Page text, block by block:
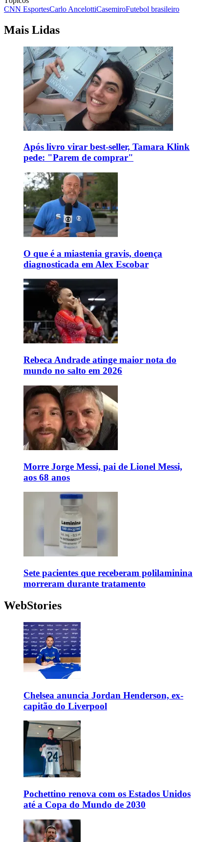
CNN EsportesCarlo AncelottiCasemiroFutebol brasileiro
Mais Lidas
Após livro virar best-seller, Tamara Klink
pede: "Parem de comprar"
O que é a miastenia gravis, doença
diagnosticada em Alex Escobar
Rebeca Andrade atinge maior nota do
mundo no salto em 2026
Morre Jorge Messi, pai de Lionel Messi,
aos 68 anos
Sete pacientes que receberam polilaminina
morreram durante tratamento
WebStories
Chelsea anuncia Jordan Henderson, ex-
capitão do Liverpool
Pochettino renova com os Estados Unidos
até a Copa do Mundo de 2030